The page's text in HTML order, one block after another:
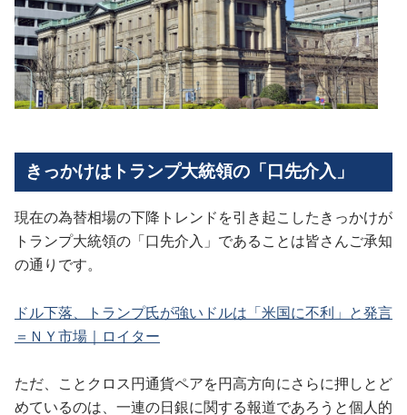
きっかけはトランプ大統領の「口先介入」
現在の為替相場の下降トレンドを引き起こしたきっかけが
トランプ大統領の「口先介入」であることは皆さんご承知
の通りです。
ドル下落、トランプ氏が強いドルは「米国に不利」と発言
＝ＮＹ市場｜ロイター
ただ、ことクロス円通貨ペアを円高方向にさらに押しとど
めているのは、一連の日銀に関する報道であろうと個人的